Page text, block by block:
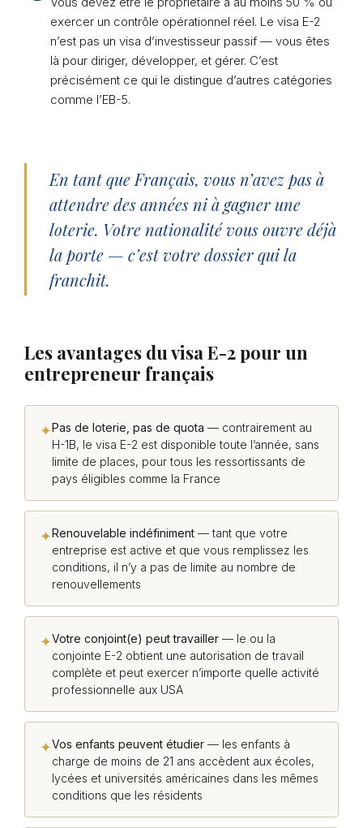
exercer un contrôle opérationnel réel. Le visa E-2
n’est pas un visa d’investisseur passif — vous êtes
là pour diriger, développer, et gérer. C’est
précisément ce qui le distingue d’autres catégories
comme l’EB-5.
En tant que Français, vous n’avez pas à
attendre des années ni à gagner une
loterie. Votre nationalité vous ouvre déjà
la porte — c’est votre dossier qui la
franchit.
Les avantages du visa E-2 pour un
entrepreneur français
✦Pas de loterie, pas de quota — contrairement au
H-1B, le visa E-2 est disponible toute l’année, sans
limite de places, pour tous les ressortissants de
pays éligibles comme la France
✦Renouvelable indéfiniment — tant que votre
entreprise est active et que vous remplissez les
conditions, il n’y a pas de limite au nombre de
renouvellements
✦Votre conjoint(e) peut travailler — le ou la
conjointe E-2 obtient une autorisation de travail
complète et peut exercer n’importe quelle activité
professionnelle aux USA
✦Vos enfants peuvent étudier — les enfants à
charge de moins de 21 ans accèdent aux écoles,
lycées et universités américaines dans les mêmes
conditions que les résidents